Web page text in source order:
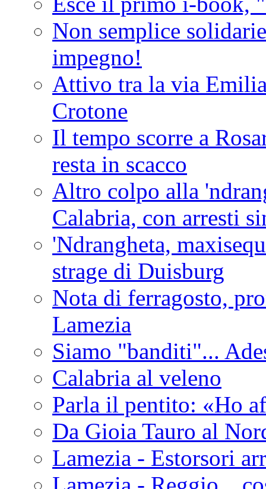
Non semplice
impegno!
Attivo tra la via
Crotone
Il tempo scorre a
resta in scacco
Altro colpo alla
Calabria, con arresti
'Ndrangheta,
strage di Duisburg
Nota di ferragosto,
Lamezia
Siamo "banditi"...
Calabria al veleno
Parla il pentito: «Ho
Da Gioia Tauro al
Lamezia - Estorsori